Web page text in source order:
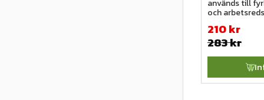
används till
och
210kr
283kr